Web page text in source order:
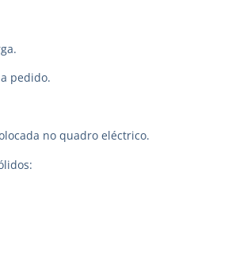
pedido.
no quadro eléctrico.